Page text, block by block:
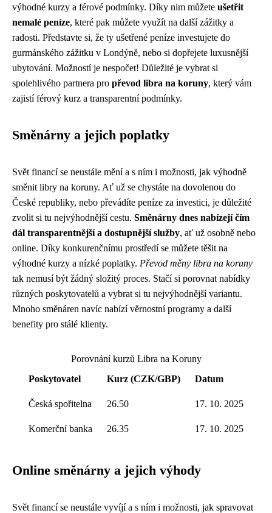
výhodné kurzy a férové podmínky. Díky nim můžete ušetřit
nemalé peníze, které pak můžete využít na další zážitky a
radosti. Představte si, že ty ušetřené peníze investujete do
gurmánského zážitku v Londýně, nebo si dopřejete luxusnější
ubytování. Možností je nespočet! Důležité je vybrat si
spolehlivého partnera pro převod libra na koruny, který vám
zajistí férový kurz a transparentní podmínky.
Směnárny a jejich poplatky
Svět financí se neustále mění a s ním i možnosti, jak výhodně
směnit libry na koruny. Ať už se chystáte na dovolenou do
České republiky, nebo převádíte peníze za investici, je důležité
zvolit si tu nejvýhodnější cestu. Směnárny dnes nabízejí čím
dál transparentnější a dostupnější služby, ať už osobně nebo
online. Díky konkurenčnímu prostředí se můžete těšit na
výhodné kurzy a nízké poplatky. Převod měny libra na koruny
tak nemusí být žádný složitý proces. Stačí si porovnat nabídky
různých poskytovatelů a vybrat si tu nejvýhodnější variantu.
Mnoho směnáren navíc nabízí věrnostní programy a další
benefity pro stálé klienty.
Porovnání kurzů Libra na Koruny
Poskytovatel
Kurz (CZK/GBP) Datum
Česká spořitelna 26.50 17. 10. 2025
Komerční banka 26.35 17. 10. 2025
Online směnárny a jejich výhody
Svět financí se neustále vyvíjí a s ním i možnosti, jak spravovat